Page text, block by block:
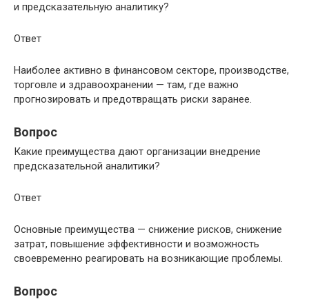
и предсказательную аналитику?
Ответ
Наиболее активно в финансовом секторе, производстве,
торговле и здравоохранении — там, где важно
прогнозировать и предотвращать риски заранее.
Вопрос
Какие преимущества дают организации внедрение
предсказательной аналитики?
Ответ
Основные преимущества — снижение рисков, снижение
затрат, повышение эффективности и возможность
своевременно реагировать на возникающие проблемы.
Вопрос